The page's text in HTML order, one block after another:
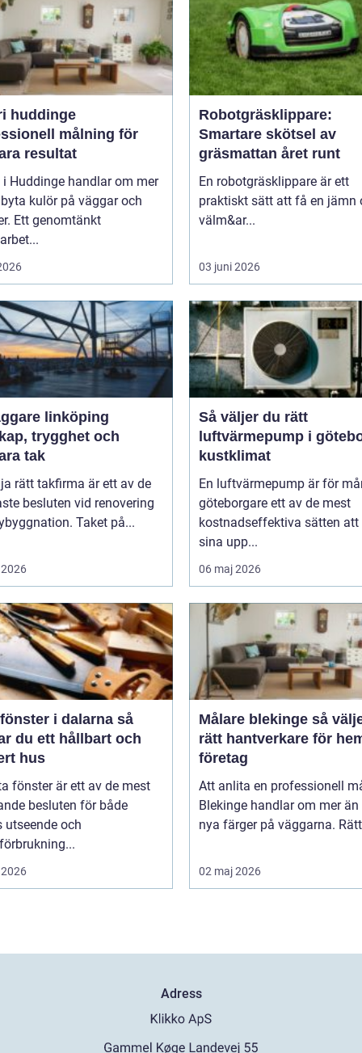
huddinge
målning för
resultat
Huddinge handlar om mer
kulör på väggar och
Ett genomtänkt
Robotgräsklippare:
Smartare skötsel av
gräsmattan året runt
En robotgräsklippare är ett
praktiskt sätt att få en jämn
välm&ar...
03 juni 2026
linköping
trygghet och
tak
rätt takfirma är ett av de
besluten vid renovering
Taket på...
Så väljer du rätt
luftvärmepump i
kustklimat
En luftvärmepump är för
göteborgare ett av de mest
kostnadseffektiva sätten att
sina upp...
06 maj 2026
i dalarna så
du ett hållbart och
hus
fönster är ett av de mest
besluten för både
utseende och
Målare blekinge så väljer du
rätt hantverkare för
företag
Att anlita en professionell
Blekinge handlar om mer
nya färger på väggarna.
02 maj 2026
Adress